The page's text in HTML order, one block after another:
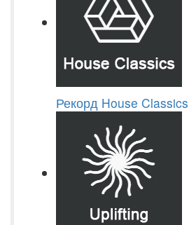
Рекорд House Classics